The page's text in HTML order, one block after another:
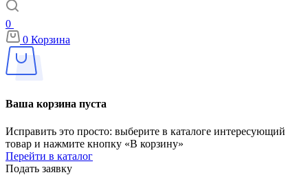
0
0 Корзина
Ваша корзина пуста
Исправить это просто: выберите в каталоге интересующий
товар и нажмите кнопку «В корзину»
Перейти в каталог
Подать заявку